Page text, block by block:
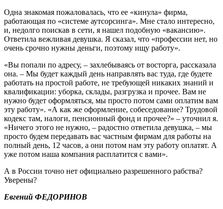
Одна знакомая пожаловалась, что ее «кинула» фирма,
работающая по «системе аутсорсинга». Мне стало интересно,
и, недолго поискав в сети, я нашел подобную «вакансию».
Ответила вежливая девушка. Я сказал, что «профессии нет, но
очень срочно нужны деньги, поэтому ищу работу».
«Вы попали по адресу, – захлебываясь от восторга, рассказала
она. – Мы будет каждый день направлять вас туда, где будете
работать на простой работе, не требующей никаких знаний и
квалификации: уборка, склады, разгрузка и прочее. Вам не
нужно будет оформляться, мы просто потом сами оплатим вам
эту работу». «А как же оформление, собеседование? Трудовой
кодекс там, налоги, пенсионный фонд и прочее?» – уточнил я.
«Ничего этого не нужно, – радостно ответила девушка, – мы
просто будем передавать вас частным фирмам для работы на
полный день, 12 часов, а они потом нам эту работу оплатят. А
уже потом наша компания расплатится с вами».
А в России точно нет официально разрешенного рабства?
Уверены?
Евгений ФЕДОРИНОВ